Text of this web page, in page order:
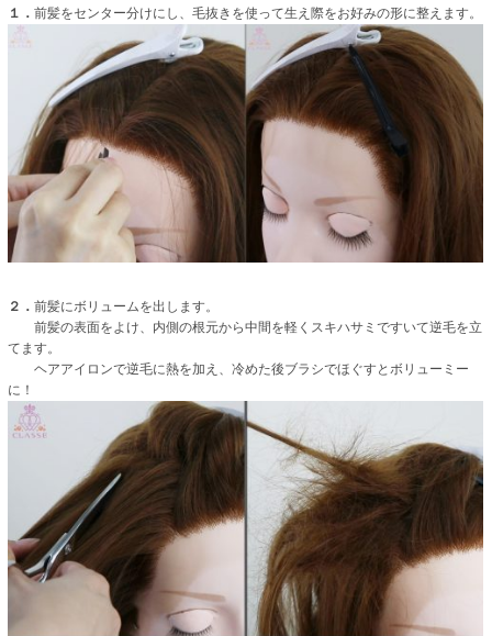
１．前髪をセンター分けにし、毛抜きを使って生え際をお好みの形に整えます。
２．前髪にボリュームを出します。
前髪の表面をよけ、内側の根元から中間を軽くスキハサミですいて逆毛を立
てます。
ヘアアイロンで逆毛に熱を加え、冷めた後ブラシでほぐすとボリューミー
に！